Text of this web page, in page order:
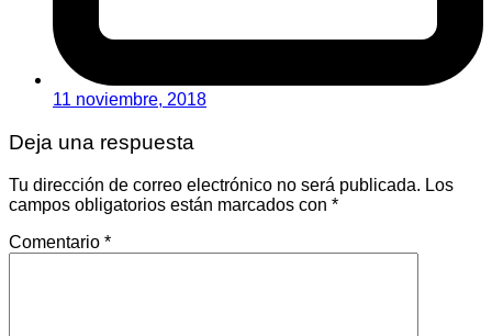
11 noviembre, 2018
Deja una respuesta
Tu dirección de correo electrónico no será publicada. Los
campos obligatorios están marcados con *
Comentario *